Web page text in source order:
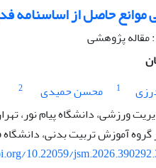
موانع حاصل از
: مقاله پژوهشی
1 محسن حمیدی
2
ورزشی، دانشگاه پیام نور،
گروه آموزش تربیت بدنی، دانشگاه
10.22059/